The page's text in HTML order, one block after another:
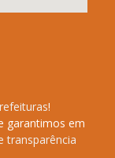
!
garantimos em
transparência